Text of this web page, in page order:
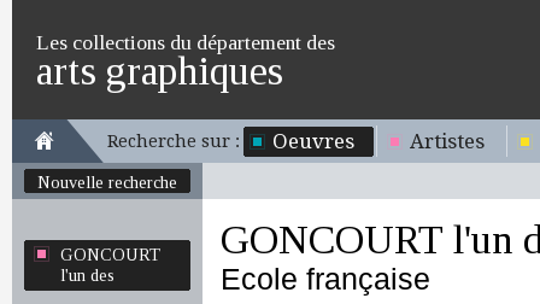
Les collections du département des
arts graphiques
Recherche sur : Oeuvres Artistes
Nouvelle recherche
GONCOURT
l'un des
GONCOURT l'un
Ecole française